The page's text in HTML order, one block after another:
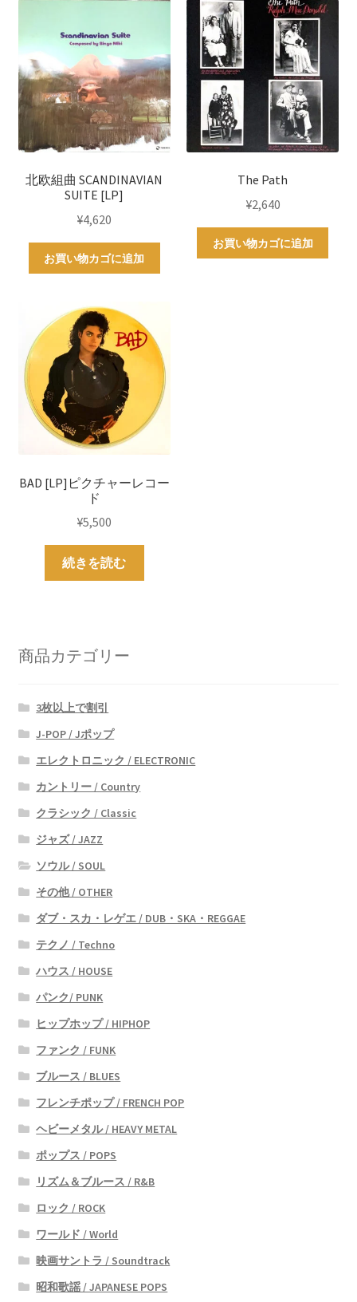
北欧組曲 SCANDINAVIAN
SUITE [LP]
¥4,620
お買い物カゴに追加
The Path
¥2,640
お買い物カゴに追加
BAD [LP]ピクチャーレコー
ド
¥5,500
続きを読む
商品カテゴリー
3枚以上で割引
J-POP / Jポップ
エレクトロニック / ELECTRONIC
カントリー / Country
クラシック / Classic
ジャズ / JAZZ
ソウル / SOUL
その他 / OTHER
ダブ・スカ・レゲエ / DUB・SKA・REGGAE
テクノ / Techno
ハウス / HOUSE
パンク/ PUNK
ヒップホップ / HIPHOP
ファンク / FUNK
ブルース / BLUES
フレンチポップ / FRENCH POP
ヘビーメタル / HEAVY METAL
ポップス / POPS
リズム＆ブルース / R&B
ロック / ROCK
ワールド / World
映画サントラ / Soundtrack
昭和歌謡 / JAPANESE POPS